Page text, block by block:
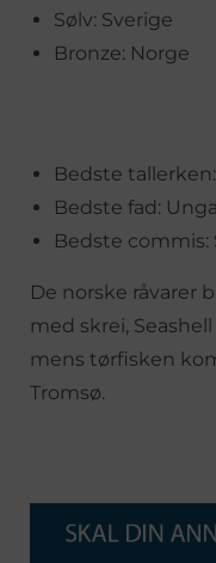
Sølv: Sverige
Bronze: Norge
Bedste
Bedste fad:
Bedste commis:
De norske råvarer
med skrei,
mens tørfisken
Tromsø.